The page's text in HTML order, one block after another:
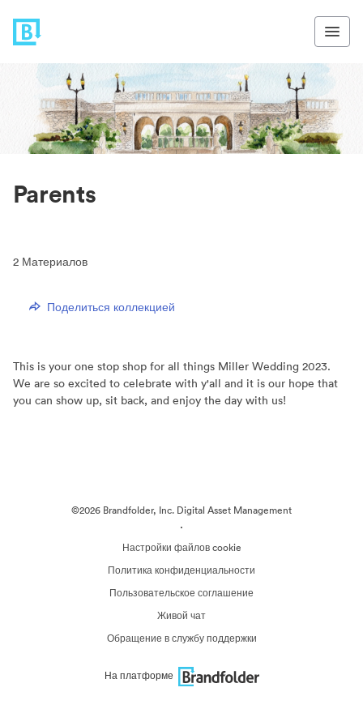
Parents
2 Материалов
Поделиться коллекцией
This is your one stop shop for all things Miller Wedding 2023.
We are so excited to celebrate with y'all and it is our hope that
you can show up, sit back, and enjoy the day with us!
©2026 Brandfolder, Inc. Digital Asset Management
·
Настройки файлов cookie
Политика конфиденциальности
Пользовательское соглашение
Живой чат
Обращение в службу поддержки
На платформе